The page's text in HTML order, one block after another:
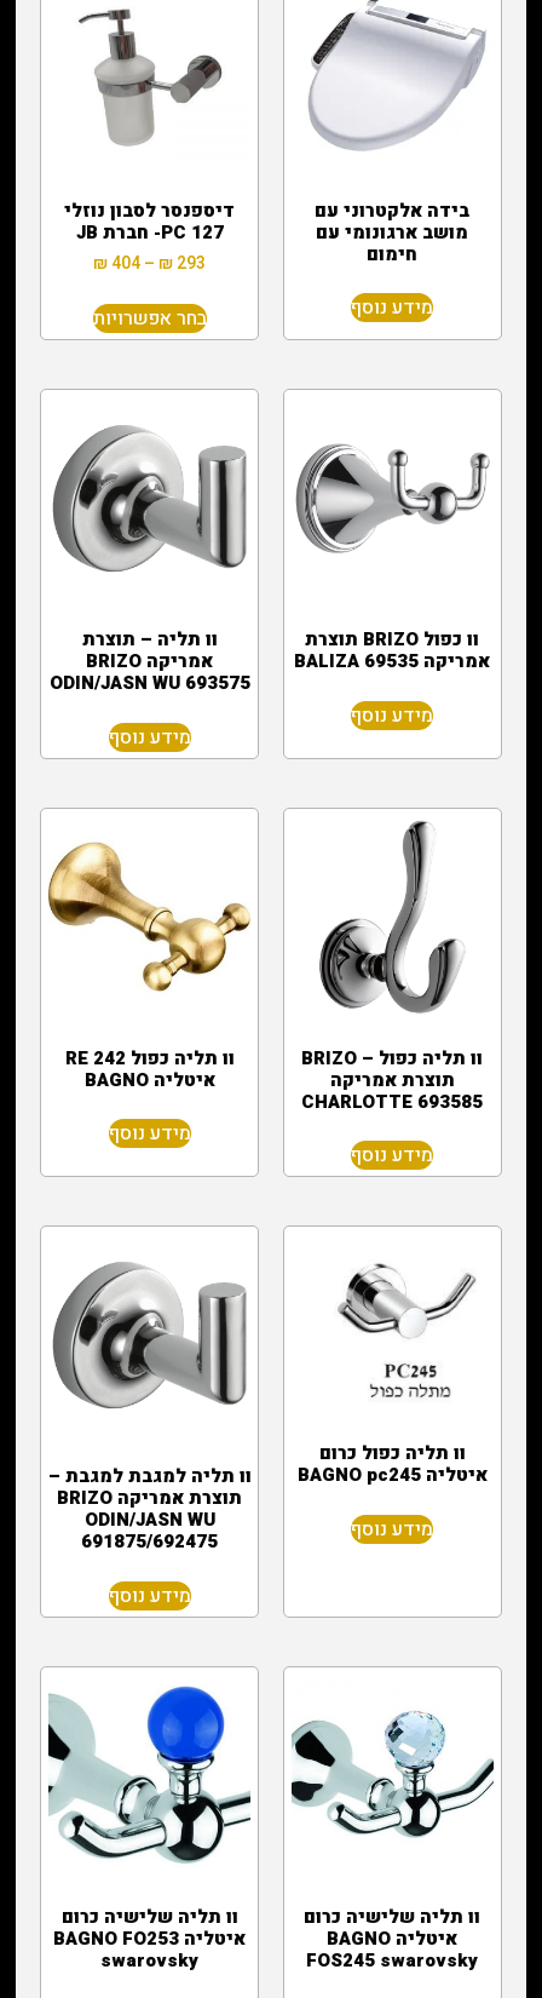
בידה אלקטרוני עם
מושב ארגונומי עם
חימום
מידע נוסף
דיספנסר לסבון נוזלי
127 PC- חברת JB
₪ 293
–
₪ 404
בחר אפשרויות
וו כפול BRIZO תוצרת
אמריקה BALIZA 69535
מידע נוסף
וו תליה – תוצרת
אמריקה BRIZO
ODIN/JASN WU 693575
מידע נוסף
וו תליה כפול – BRIZO
תוצרת אמריקה
CHARLOTTE 693585
מידע נוסף
וו תליה כפול 242 RE
איטליה BAGNO
מידע נוסף
וו תליה כפול כרום
איטליה BAGNO pc245
מידע נוסף
וו תליה למגבת למגבת –
תוצרת אמריקה BRIZO
ODIN/JASN WU
691875/692475
מידע נוסף
וו תליה שלישיה כרום
איטליה BAGNO
FOS245 swarovsky
וו תליה שלישיה כרום
איטליה BAGNO FO253
swarovsky